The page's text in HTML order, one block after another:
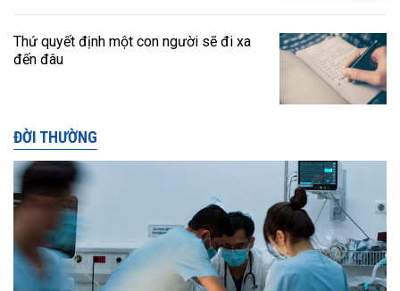
Thứ quyết định một con người sẽ đi xa
đến đâu
ĐỜI THƯỜNG